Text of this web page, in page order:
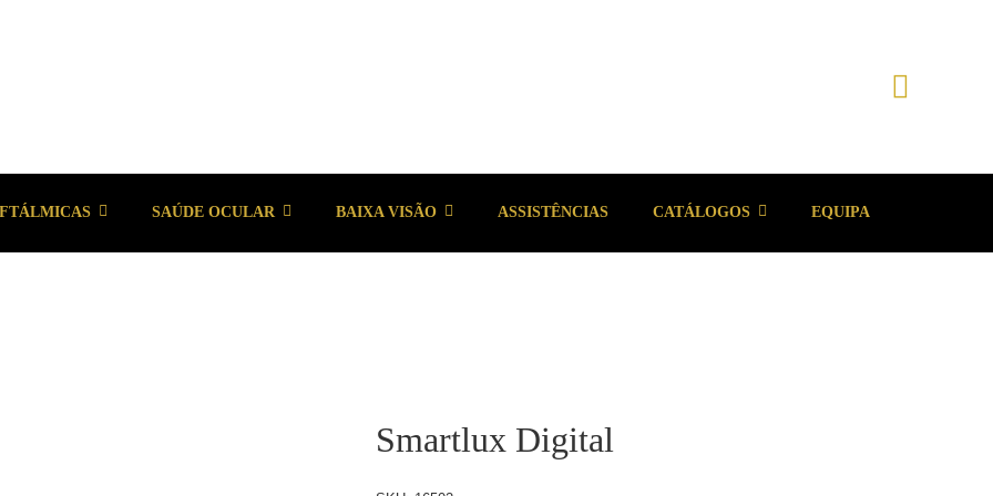
SAÚDE OCULAR BAIXA VISÃO ASSISTÊNCIAS CATÁLOGOS EQUIPA
Smartlux Digital